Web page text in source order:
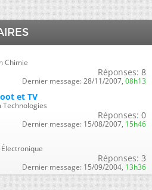
Chimie
Réponses: 8
Dernier message: 28/11/2007, 08h13
et TV
Réponses: 0
Dernier message: 15/08/2007, 15h46
Réponses: 3
Dernier message: 15/09/2004, 13h36